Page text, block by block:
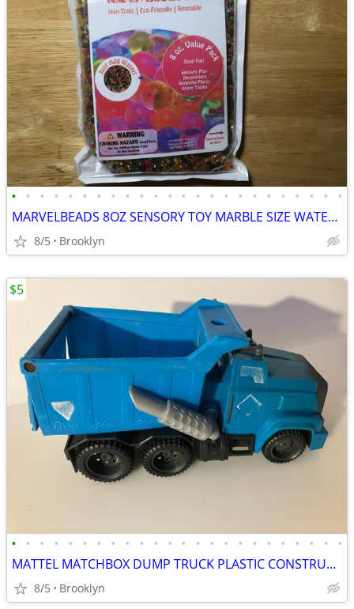
• • • • • • • • • • • • • • • • • • • • • • • •
MARVELBEADS 8OZ SENSORY TOY MARBLE SIZE WATER GEL STRESS BALLS RAINBOW
8/5 Brooklyn
• • • • • • • • • • • • • • • • • • • • • • • •
MATTEL MATCHBOX DUMP TRUCK PLASTIC CONSTRUCTION VEHICLE KIDS J4769
8/5 Brooklyn
$5